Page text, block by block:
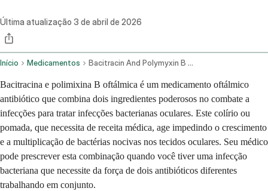
Última atualização 3 de abril de 2026
Início Medicamentos Bacitracin And Polymyxin B Ophthalmic Route
Bacitracina e polimixina B oftálmica é um medicamento oftálmico
antibiótico que combina dois ingredientes poderosos no combate a
infecções para tratar infecções bacterianas oculares. Este colírio ou
pomada, que necessita de receita médica, age impedindo o crescimento
e a multiplicação de bactérias nocivas nos tecidos oculares. Seu médico
pode prescrever esta combinação quando você tiver uma infecção
bacteriana que necessite da força de dois antibióticos diferentes
trabalhando em conjunto.